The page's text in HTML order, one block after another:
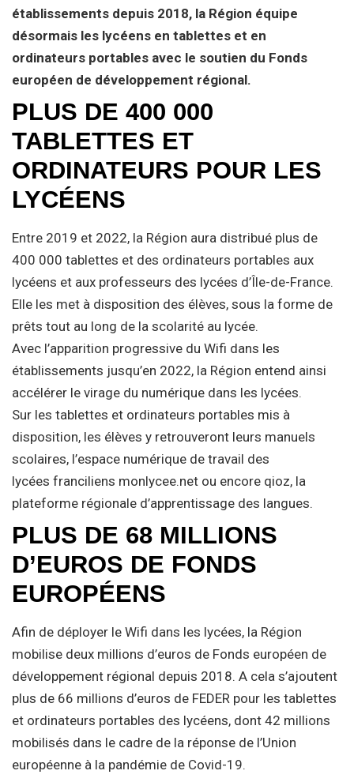
établissements depuis 2018, la Région équipe
désormais les lycéens en tablettes et en
ordinateurs portables avec le soutien du Fonds
européen de développement régional.
PLUS DE 400 000
TABLETTES ET
ORDINATEURS POUR LES
LYCÉENS
Entre 2019 et 2022, la Région aura distribué plus de
400 000 tablettes et des ordinateurs portables aux
lycéens et aux professeurs des lycées d’Île-de-France.
Elle les met à disposition des élèves, sous la forme de
prêts tout au long de la scolarité au lycée.
Avec l’apparition progressive du Wifi dans les
établissements jusqu’en 2022, la Région entend ainsi
accélérer le virage du numérique dans les lycées.
Sur les tablettes et ordinateurs portables mis à
disposition, les élèves y retrouveront leurs manuels
scolaires, l’espace numérique de travail des
lycées franciliens monlycee.net ou encore qioz, la
plateforme régionale d’apprentissage des langues.
PLUS DE 68 MILLIONS
D’EUROS DE FONDS
EUROPÉENS
Afin de déployer le Wifi dans les lycées, la Région
mobilise deux millions d’euros de Fonds européen de
développement régional depuis 2018. A cela s’ajoutent
plus de 66 millions d’euros de FEDER pour les tablettes
et ordinateurs portables des lycéens, dont 42 millions
mobilisés dans le cadre de la réponse de l’Union
européenne à la pandémie de Covid-19.